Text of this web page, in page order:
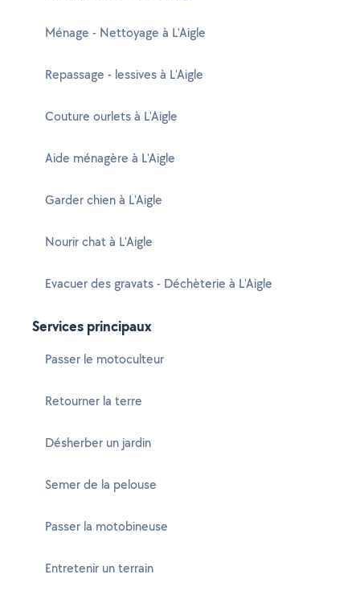
Ménage - Nettoyage à L'Aigle
Repassage - lessives à L'Aigle
Couture ourlets à L'Aigle
Aide ménagère à L'Aigle
Garder chien à L'Aigle
Nourir chat à L'Aigle
Evacuer des gravats - Déchèterie à L'Aigle
Services principaux
Passer le motoculteur
Retourner la terre
Désherber un jardin
Semer de la pelouse
Passer la motobineuse
Entretenir un terrain